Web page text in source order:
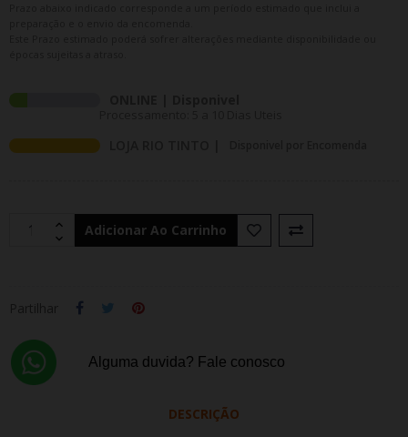
Adicionar Ao Carrinho
Alguma duvida? Fale conosco
DESCRIÇÃO